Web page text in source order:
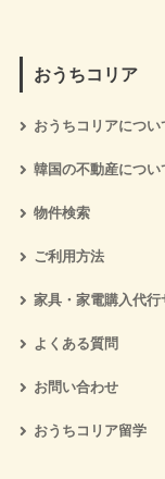
おうちコリア
おうちコリアについ
韓国の不動産につい
物件検索
ご利用方法
家具・家電購入代行
よくある質問
お問い合わせ
おうちコリア留学